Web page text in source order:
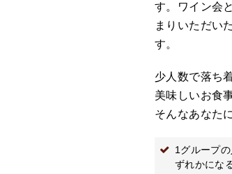
す。ワイン会
まりいただい
す。
少人数で落ち
美味しいお食
そんなあなた
1グループ
ずれかにな